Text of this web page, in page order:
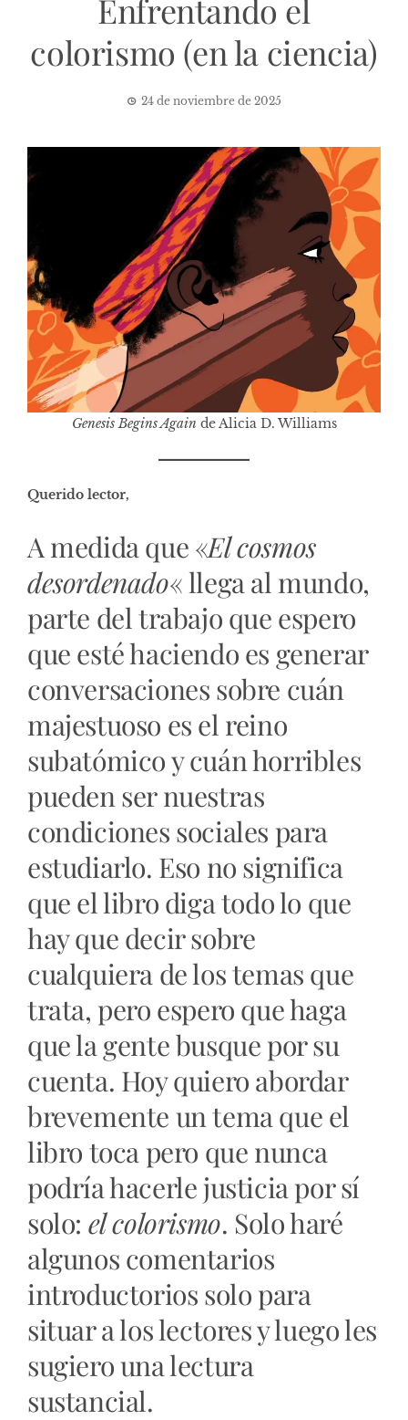
Enfrentando el
colorismo (en la ciencia)
24 de noviembre de 2025
Genesis Begins Again de Alicia D. Williams
Querido lector,
A medida que «El cosmos
desordenado«llega al mundo,
parte del trabajo que espero
que esté haciendo es generar
conversaciones sobre cuán
majestuoso es el reino
subatómico y cuán horribles
pueden ser nuestras
condiciones sociales para
estudiarlo. Eso no significa
que el libro diga todo lo que
hay que decir sobre
cualquiera de los temas que
trata, pero espero que haga
que la gente busque por su
cuenta. Hoy quiero abordar
brevemente un tema que el
libro toca pero que nunca
podría hacerle justicia por sí
solo: el colorismo. Solo haré
algunos comentarios
introductorios solo para
situar a los lectores y luego les
sugiero una lectura
sustancial.